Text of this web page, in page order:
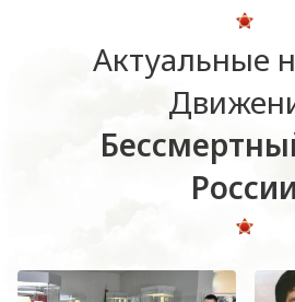
Актуальные
России